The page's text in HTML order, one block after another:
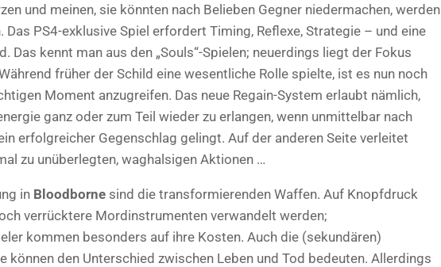
und meinen, sie könnten nach Belieben Gegner niedermachen, werden
Das PS4-exklusive Spiel erfordert Timing, Reflexe, Strategie – und eine
Das kennt man aus den „Souls“-Spielen; neuerdings liegt der Fokus
früher der Schild eine wesentliche Rolle spielte, ist es nun noch
Moment anzugreifen. Das neue Regain-System erlaubt nämlich,
ganz oder zum Teil wieder zu erlangen, wenn unmittelbar nach
erfolgreicher Gegenschlag gelingt. Auf der anderen Seite verleitet
zu unüberlegten, waghalsigen Aktionen …
in Bloodborne sind die transformierenden Waffen. Auf Knopfdruck
verrücktere Mordinstrumenten verwandelt werden;
kommen besonders auf ihre Kosten. Auch die (sekundären)
können den Unterschied zwischen Leben und Tod bedeuten. Allerdings